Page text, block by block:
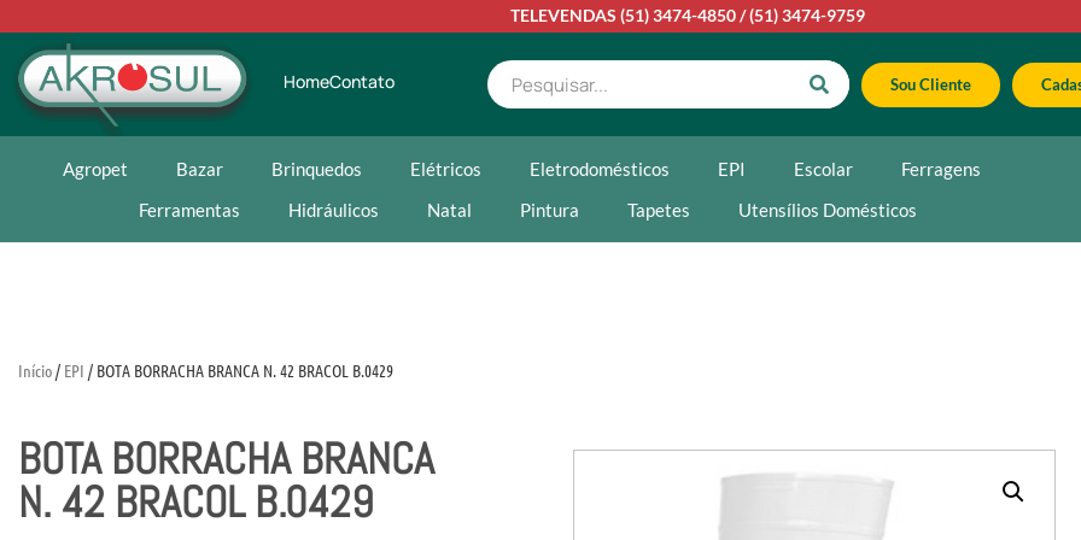
TELEVENDAS (51) 3474-4850/(51) 3474-9759
HomeContato Sou Cliente
Agropet Bazar Brinquedos Elétricos Eletrodomésticos EPI Escolar
Ferragens
Ferramentas
Hidráulicos Natal Pintura Tapetes Utensílios Domésticos
Início/ EPI / BOTA BORRACHA BRANCA N. 42 BRACOL B.0429
BOTA BORRACHA BRANCA
N. 42 BRACOL B.0429